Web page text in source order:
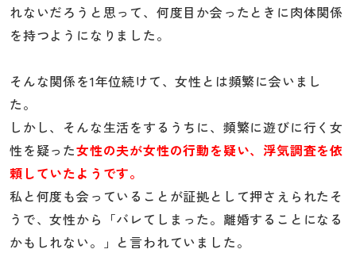
れないだろうと思って、何度目か会ったときに肉体関係
を持つようになりました。
そんな関係を1年位続けて、女性とは頻繁に会いまし
た。
しかし、そんな生活をするうちに、頻繁に遊びに行く女
性を疑った女性の夫が女性の行動を疑い、浮気調査を依
頼していたようです。
私と何度も会っていることが証拠として押さえられたそ
うで、女性から「バレてしまった。離婚することになる
かもしれない。」と言われていました。